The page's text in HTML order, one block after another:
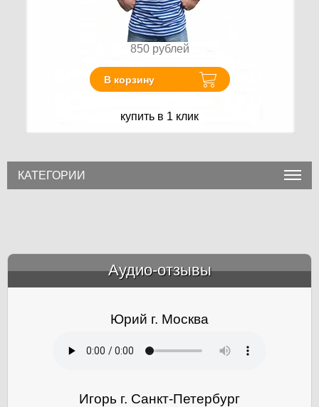
850 рублей
В корзину
купить в 1 клик
КАТЕГОРИИ
Аудио-отзывы
Юрий г. Москва
Игорь г. Санкт-Петербург